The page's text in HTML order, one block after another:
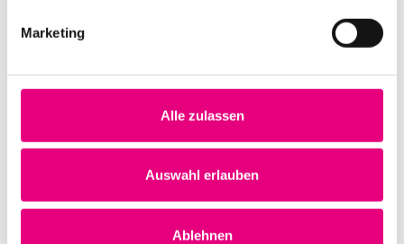
Marketing
Alle zulassen
Auswahl erlauben
Ablehnen